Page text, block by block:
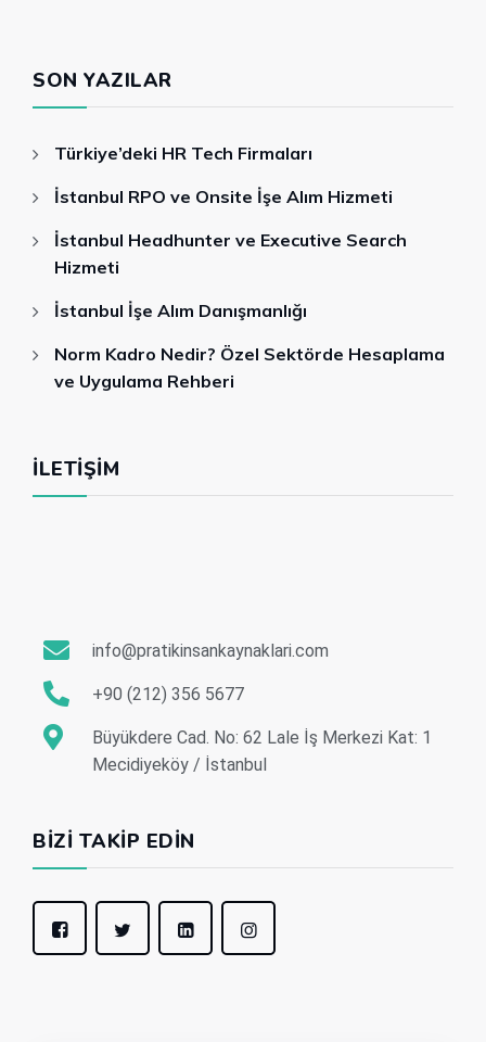
SON YAZILAR
Türkiye’deki HR Tech Firmaları
İstanbul RPO ve Onsite İşe Alım Hizmeti
İstanbul Headhunter ve Executive Search
Hizmeti
İstanbul İşe Alım Danışmanlığı
Norm Kadro Nedir? Özel Sektörde Hesaplama
ve Uygulama Rehberi
İLETIŞIM
info@pratikinsankaynaklari.com
+90 (212) 356 5677
Büyükdere Cad. No: 62 Lale İş Merkezi Kat: 1
Mecidiyeköy / İstanbul
BIZI TAKIP EDIN